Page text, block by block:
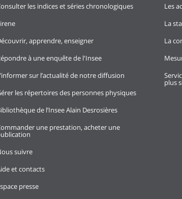
les indices et séries chronologiques
apprendre, enseigner
à une enquête de l'Insee
sur l’actualité de notre diffusion
les répertoires des personnes physiques
de l’Insee Alain Desrosières
une prestation, acheter une
suivre
et contacts
presse
Les
La
La
plus